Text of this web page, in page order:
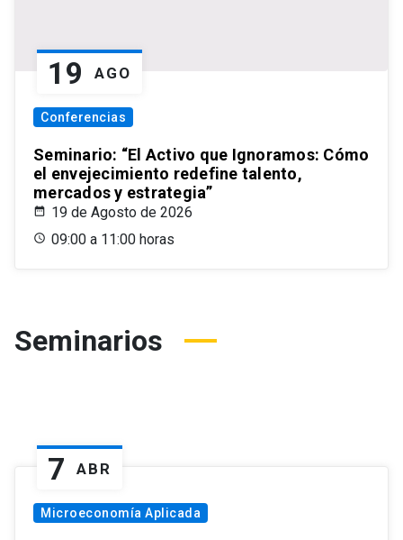
19 AGO
Conferencias
Seminario: “El Activo que Ignoramos: Cómo
el envejecimiento redefine talento,
mercados y estrategia”
19 de Agosto de 2026
09:00 a 11:00 horas
Seminarios
7 ABR
Microeconomía Aplicada